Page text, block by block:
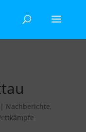
| Nachberichte,